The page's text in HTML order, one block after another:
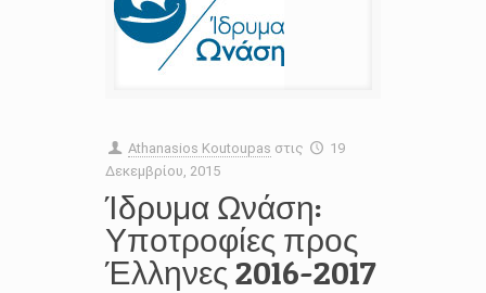
Athanasios Koutoupas στις
19
Δεκεμβρίου, 2015
Ίδρυμα Ωνάση:
Υποτροφίες προς
Έλληνες 2016-2017